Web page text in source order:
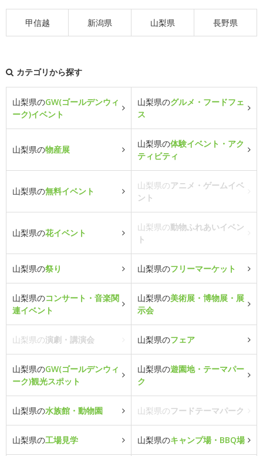
甲信越 新潟県 山梨県 長野県
カテゴリから探す
山梨県のGW(ゴールデンウィ
ーク)イベント
山梨県のグルメ・フードフェ
ス
山梨県の物産展
山梨県の体験イベント・アク
ティビティ
山梨県の無料イベント
山梨県のアニメ・ゲームイベ
ント
山梨県の花イベント
山梨県の動物ふれあいイベン
ト
山梨県の祭り 山梨県のフリーマーケット
山梨県のコンサート・音楽関
連イベント
山梨県の美術展・博物展・展
示会
山梨県の演劇・講演会 山梨県のフェア
山梨県のGW(ゴールデンウィ
ーク)観光スポット
山梨県の遊園地・テーマパー
ク
山梨県の水族館・動物園 山梨県のフードテーマパーク
山梨県の工場見学 山梨県のキャンプ場・BBQ場